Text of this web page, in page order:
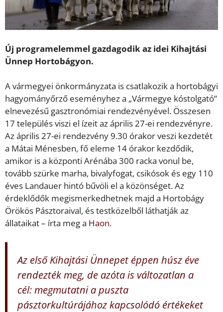
Új programelemmel gazdagodik az idei Kihajtási
Ünnep Hortobágyon.
A vármegyei önkormányzata is csatlakozik a hortobágyi
hagyományőrző eseményhez a „Vármegye kóstolgató”
elnevezésű gasztronómiai rendezvényével. Összesen
17 település viszi el ízeit az április 27-ei rendezvényre.
Az április 27-ei rendezvény 9.30 órakor veszi kezdetét
a Mátai Ménesben, fő eleme 14 órakor kezdődik,
amikor is a központi Arénába 300 racka vonul be,
tovább szürke marha, bivalyfogat, csikósok és egy 110
éves Landauer hintó bűvöli el a közönséget. Az
érdeklődők megismerkedhetnek majd a Hortobágy
Örökös Pásztoraival, és testközelből láthatják az
állataikat – írta meg a Haon.
Az első Kihajtási Ünnepet éppen húsz éve
rendezték meg, de azóta is változatlan a
cél: megmutatni a puszta
pásztorkultúrájához kapcsolódó értékeket